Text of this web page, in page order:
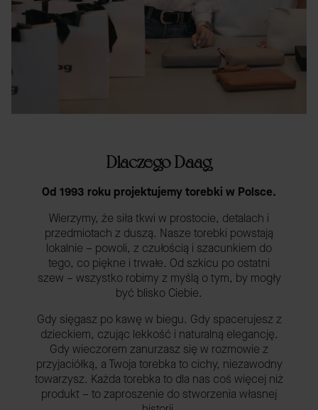
Dlaczego Daag
Od 1993 roku projektujemy torebki w Polsce.
Wierzymy, że siła tkwi w prostocie, detalach i
przedmiotach z duszą. Nasze torebki powstają
lokalnie – powoli, z czułością i szacunkiem do
tego, co piękne i trwałe. Od szkicu po ostatni
szew – wszystko robimy z myślą o tym, by mogły
być blisko Ciebie.
Gdy sięgasz po kawę w biegu. Gdy spacerujesz z
dzieckiem, czując lekkość i naturalną elegancję.
Gdy wieczorem zanurzasz się w rozmowie z
przyjaciółką, a Twoja torebka to cichy, niezawodny
towarzysz. Każda torebka to dla nas coś więcej niż
produkt – to zaproszenie do stworzenia własnej